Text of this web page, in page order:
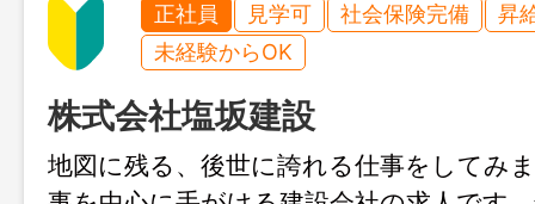
正社員 見学可 社会保険完備
昇
未経験からOK
株式会社塩坂建設
地図に残る、後世に誇れる仕事をしてみ